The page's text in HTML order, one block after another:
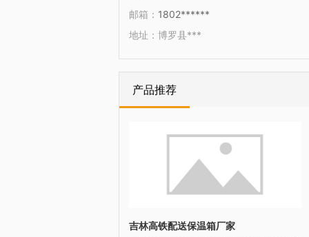
邮箱： 1802******
地址： 博罗县***
产品推荐
吉林高铁配送保温箱厂家